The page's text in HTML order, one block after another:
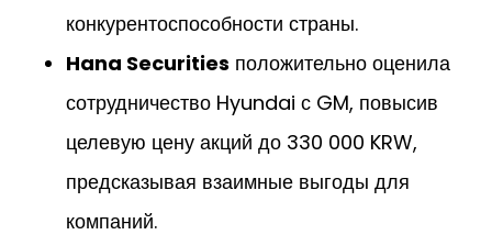
конкурентоспособности страны.
Hana Securities положительно оценила
сотрудничество Hyundai с GM, повысив
целевую цену акций до 330 000 KRW,
предсказывая взаимные выгоды для
компаний.